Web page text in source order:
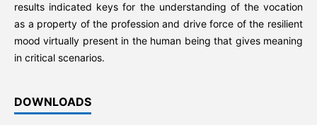
results indicated keys for the understanding of the vocation
as a property of the profession and drive force of the resilient
mood virtually present in the human being that gives meaning
in critical scenarios.
DOWNLOADS